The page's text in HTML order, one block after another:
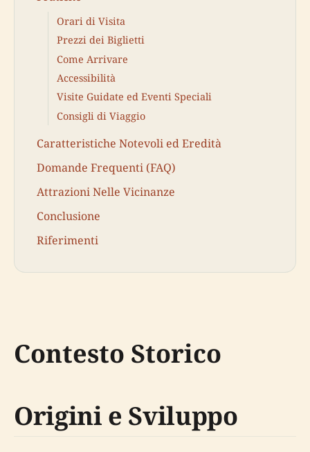
Orari di Visita
Prezzi dei Biglietti
Come Arrivare
Accessibilità
Visite Guidate ed Eventi Speciali
Consigli di Viaggio
Caratteristiche Notevoli ed Eredità
Domande Frequenti (FAQ)
Attrazioni Nelle Vicinanze
Conclusione
Riferimenti
Contesto Storico
Origini e Sviluppo